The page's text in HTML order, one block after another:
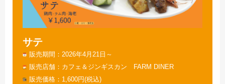
サテ
販売期間
2026年4月21日～
販売店舗
カフェ＆ジンギスカン FARM DINER
販売価格
1,600円(税込)